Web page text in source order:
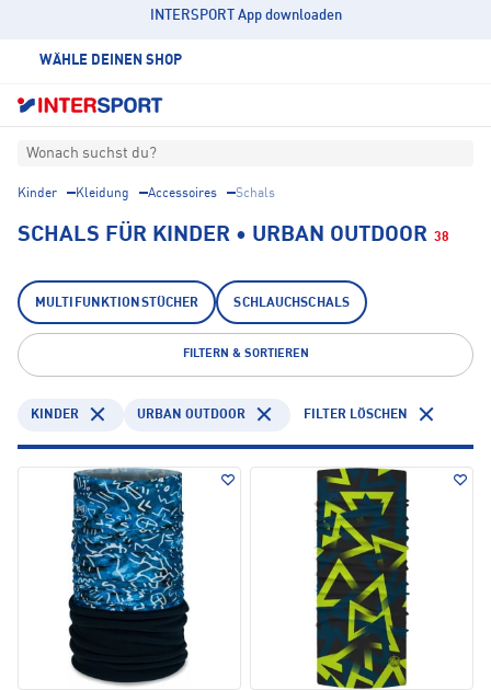
INTERSPORT App downloaden
WÄHLE DEINEN SHOP
Wonach suchst du?
Kinder Kleidung Accessoires Schals
SCHALS FÜR KINDER • URBAN OUTDOOR 38
MULTIFUNKTIONSTÜCHER SCHLAUCHSCHALS
FILTERN & SORTIEREN
KINDER URBAN OUTDOOR FILTER LÖSCHEN